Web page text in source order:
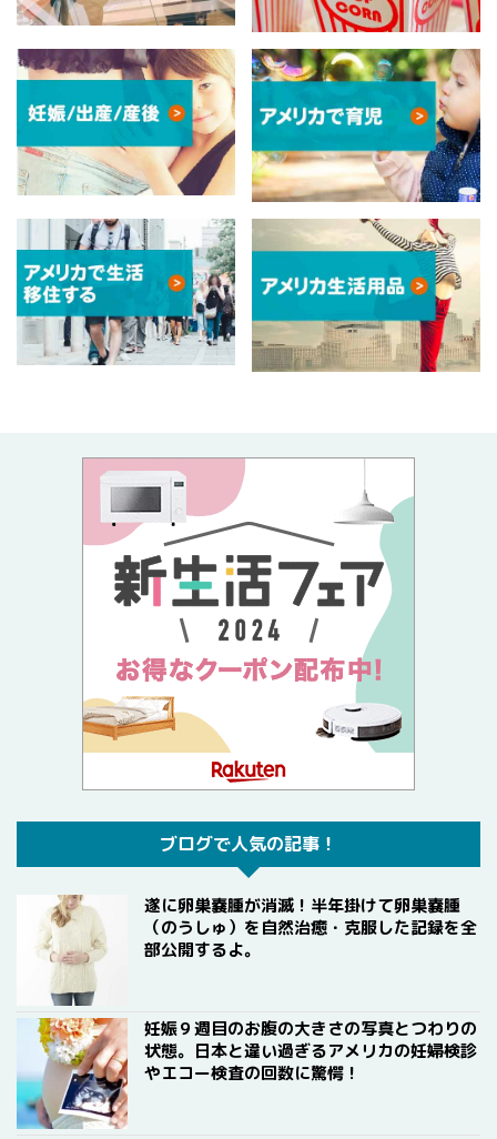
ブログで人気の記事！
遂に卵巣嚢腫が消滅！半年掛けて卵巣嚢腫
（のうしゅ）を自然治癒・克服した記録を全
部公開するよ。
妊娠９週目のお腹の大きさの写真とつわりの
状態。日本と違い過ぎるアメリカの妊婦検診
やエコー検査の回数に驚愕！